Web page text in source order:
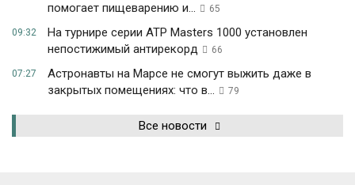
помогает пищеварению и...
65
09:32
На турнире серии ATP Masters 1000 установлен
непостижимый антирекорд
66
07:27
Астронавты на Марсе не смогут выжить даже в
закрытых помещениях: что в...
79
Все новости